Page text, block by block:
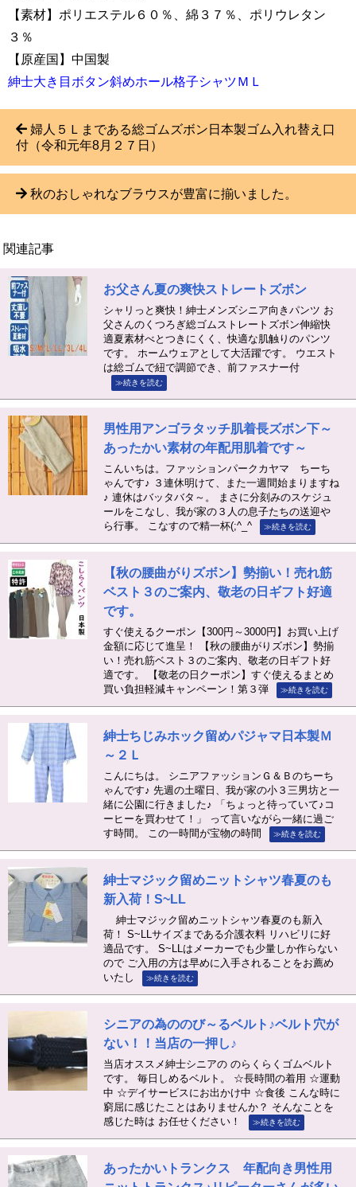
【素材】ポリエステル６０％、綿３７％、ポリウレタン
３％
【原産国】中国製
紳士大き目ボタン斜めホール格子シャツＭＬ
婦人５Ｌまである総ゴムズボン日本製ゴム入れ替え口
付（令和元年8月２７日）
秋のおしゃれなブラウスが豊富に揃いました。
関連記事
お父さん夏の爽快ストレートズボン
シャリっと爽快！紳士メンズシニア向きパンツ お
父さんのくつろぎ総ゴムストレートズボン伸縮快
適夏素材べとつきにくく、快適な肌触りのパンツ
です。 ホームウェアとして大活躍です。 ウエスト
は総ゴムで紐で調節でき、前ファスナー付
≫続きを読む
男性用アンゴラタッチ肌着長ズボン下～
あったかい素材の年配用肌着です～
こんいちは。ファッションパークカヤマ ちーち
ゃんです♪ ３連休明けて、また一週間始まりますね
♪ 連休はバッタバタ～。 まさに分刻みのスケジュ
ールをこなし、我が家の３人の息子たちの送迎や
ら行事。 こなすので精一杯(;^_^
≫続きを読む
【秋の腰曲がりズボン】勢揃い！売れ筋
ベスト３のご案内、敬老の日ギフト好適
です。
すぐ使えるクーポン【300円～3000円】お買い上げ
金額に応じて進呈！ 【秋の腰曲がりズボン】勢揃
い！売れ筋ベスト３のご案内、敬老の日ギフト好
適です。 【敬老の日クーポン】すぐ使えるまとめ
買い負担軽減キャンペーン！第３弾
≫続きを読む
紳士ちじみホック留めパジャマ日本製Ｍ
～２Ｌ
こんにちは。 シニアファッションＧ＆Ｂのちーち
ゃんです♪ 先週の土曜日、我が家の小３三男坊と一
緒に公園に行きました♪ 「ちょっと待っていて♪コ
ーヒーを買わせて！」 って言いながら一緒に過ご
す時間。 この一時間が宝物の時間
≫続きを読む
紳士マジック留めニットシャツ春夏のも
新入荷！S~LL
紳士マジック留めニットシャツ春夏のも新入
荷！ S~LLサイズまである介護衣料 リハビリに好
適品です。 S~LLはメーカーでも少量しか作らない
ので ご入用の方は早めに入手されることをお薦め
いたし
≫続きを読む
シニアの為ののび～るベルト♪ベルト穴が
ない！！当店の一押し♪
当店オススメ紳士シニアの のらくらくゴムベルト
です。 毎日しめるベルト。 ☆長時間の着用 ☆運動
中 ☆デイサービスにお出かけ中 ☆食後 こんな時に
窮屈に感じたことはありませんか？ そんなことを
感じた時は お任せください！
≫続きを読む
あったかいトランクス 年配向き男性用